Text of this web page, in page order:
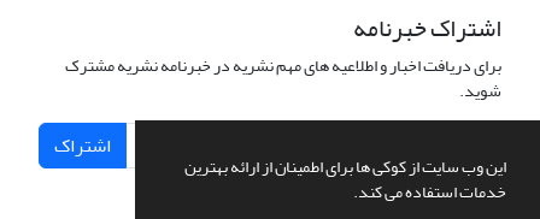
این وب سایت از کوکی ها برای اطمینان از ارائه بهترین
خدمات استفاده می کند.
اشتراک خبرنامه
برای دریافت اخبار و اطلاعیه های مهم نشریه در خبرنامه نشریه مشترک
شوید.
اشتراک